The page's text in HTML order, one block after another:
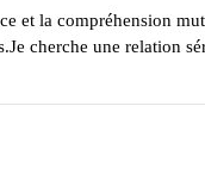
et la compréhension
cherche une relation